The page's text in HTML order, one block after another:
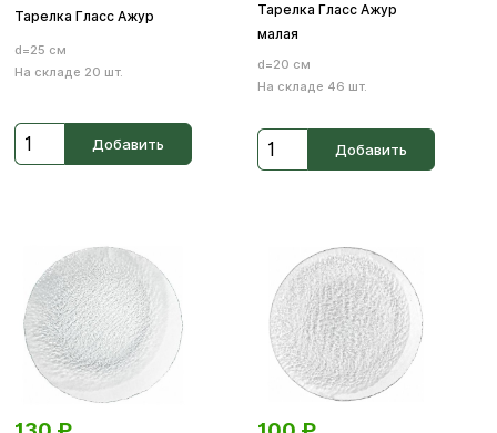
Тарелка Гласс Ажур
d=25 см
На складе 20 шт.
Добавить
Тарелка Гласс Ажур
малая
d=20 см
На складе 46 шт.
Добавить